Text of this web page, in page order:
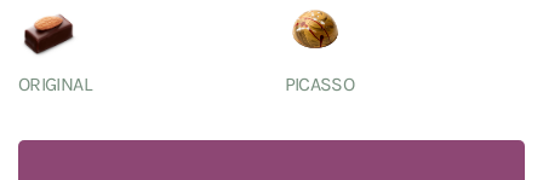
ORIGINAL PICASSO